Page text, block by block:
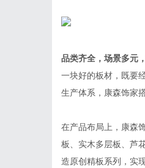
品类齐全，场景多元
一块好的板材，既要
生产体系，康森饰家
在产品布局上，康森
板、实木多层板、芦
造原创精板系列，实